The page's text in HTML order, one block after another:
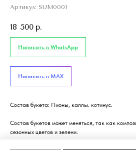
Артикул: SUM0001
18 500 р.
Написать в WhatsApp
Написать в MAX
Состав букета: Пионы, каллы. котинус.
Состав букетов может меняться, так как
сезонных цветов и зелени.